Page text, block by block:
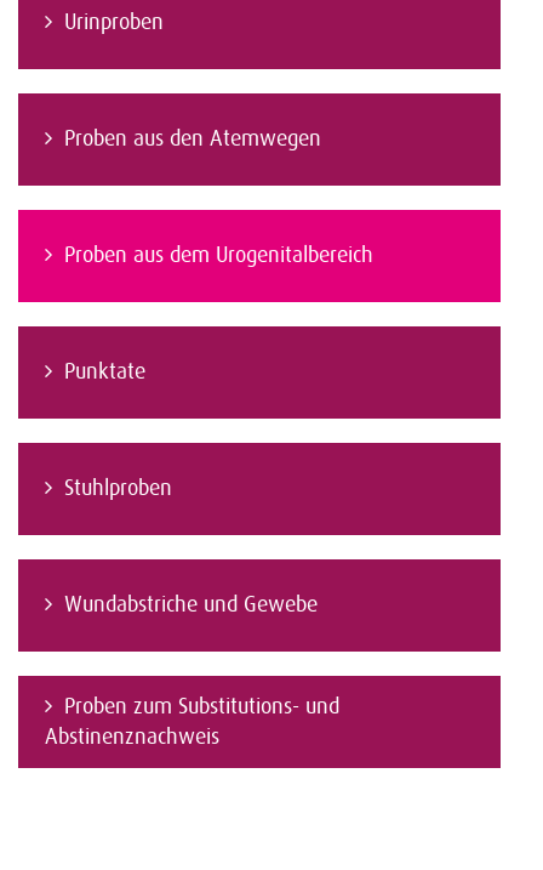
Urinproben
Proben aus den Atemwegen
Proben aus dem Urogenitalbereich
Punktate
Stuhlproben
Wundabstriche und Gewebe
Proben zum Substitutions- und
Abstinenznachweis